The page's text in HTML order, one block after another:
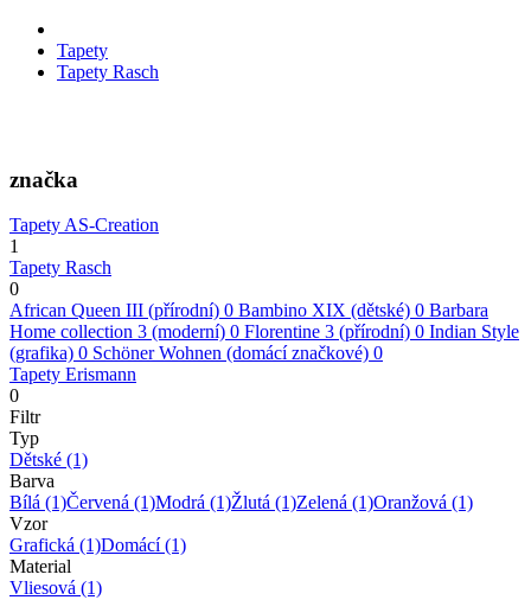
Tapety
Tapety Rasch
značka
Tapety AS-Creation
1
Tapety Rasch
0
African Queen III (přírodní) 0 Bambino XIX (dětské) 0 Barbara
Home collection 3 (moderní) 0 Florentine 3 (přírodní) 0 Indian Style
(grafika) 0 Schöner Wohnen (domácí značkové) 0
Tapety Erismann
0
Filtr
Typ
Dětské (1)
Barva
Bílá (1)Červená (1)Modrá (1)Žlutá (1)Zelená (1)Oranžová (1)
Vzor
Grafická (1)Domácí(1)
Material
Vliesová (1)